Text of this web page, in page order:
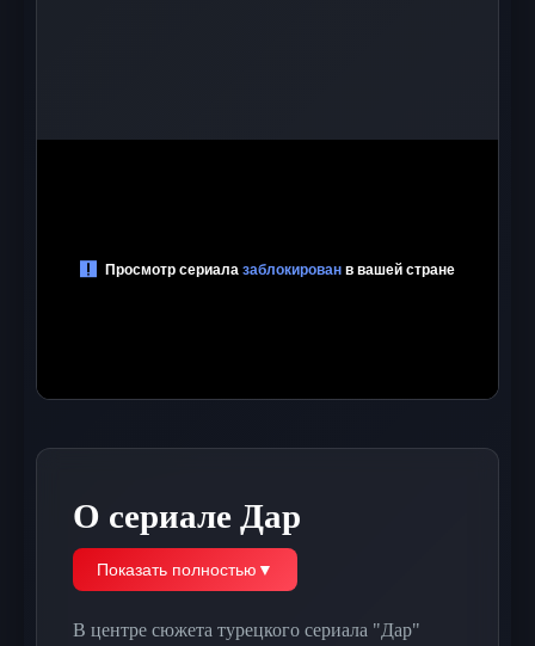
О сериале Дар
Показать полностью ▼
В центре сюжета турецкого сериала "Дар"